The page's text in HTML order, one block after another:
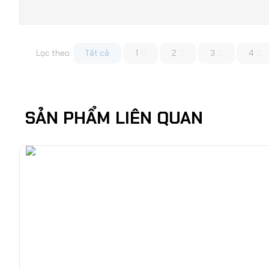
Lọc theo: Tất cả 1 2 3 4
SẢN PHẨM LIÊN QUAN